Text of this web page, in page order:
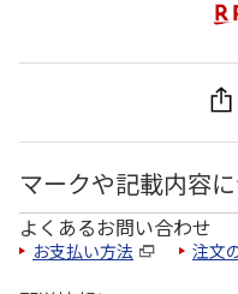
マークや記載内容
よくあるお問い合わせ
お支払い方法 注文